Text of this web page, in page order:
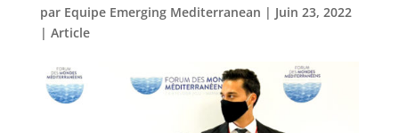
par Equipe Emerging Mediterranean | Juin 23, 2022
| Article